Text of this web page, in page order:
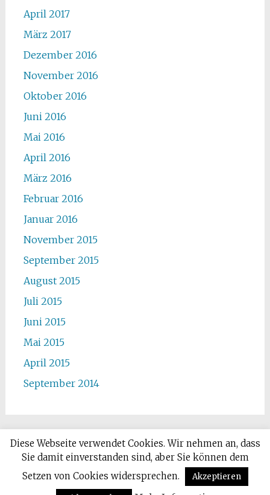
April 2017
März 2017
Dezember 2016
November 2016
Oktober 2016
Juni 2016
Mai 2016
April 2016
März 2016
Februar 2016
Januar 2016
November 2015
September 2015
August 2015
Juli 2015
Juni 2015
Mai 2015
April 2015
September 2014
Copyright © 2026Deutsch-Ukrainischer Kulturverein. Alle
Rechte vorbehalten. Theme: Radiate
von ThemeGrill. Präsentiert
vonWordPress.
Diese Webseite verwendet Cookies. Wir nehmen an, dass
Sie damit einverstanden sind, aber Sie können dem
Setzen von Cookies widersprechen.
Akzeptieren